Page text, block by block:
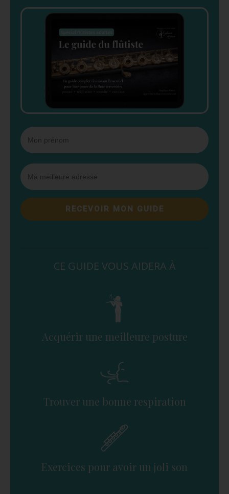
RECEVOIR MON GUIDE
CE GUIDE VOUS AIDERA À
Acquérir une meilleure posture
Trouver une bonne respiration
Exercices pour avoir un joli son